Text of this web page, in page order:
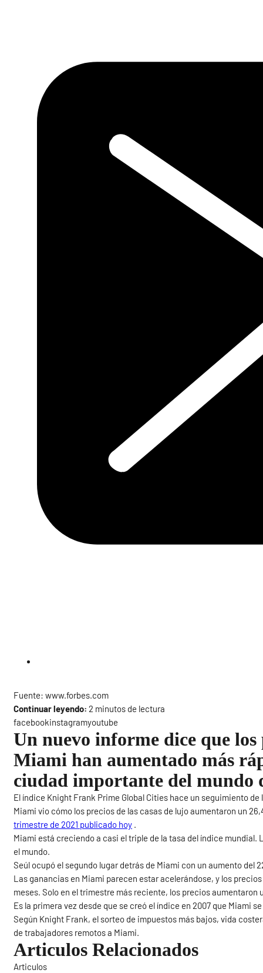
Fuente: www.forbes.com
Continuar leyendo: 2 minutos de lectura
facebookinstagramyoutube
Un nuevo informe dice que los
Miami han aumentado más
ciudad importante del mundo
El índice Knight Frank Prime Global Cities hace un seguimiento
Miami vio cómo los precios de las casas de lujo aumentaron un
trimestre de 2021 publicado hoy .
Miami está creciendo a casi el triple de la tasa del índice
el mundo.
Seúl ocupó el segundo lugar detrás de Miami con un aumento del
Las ganancias en Miami parecen estar acelerándose, y los
meses. Solo en el trimestre más reciente, los precios aumentaron
Es la primera vez desde que se creó el índice en 2007 que Miami
Según Knight Frank, el sorteo de impuestos más bajos, vida
de trabajadores remotos a Miami.
Articulos Relacionados
Articulos